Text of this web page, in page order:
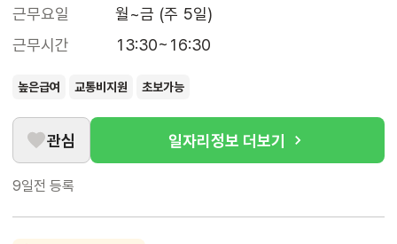
근무요일
월~금 (주 5일)
근무시간
13:30~16:30
높은급여 교통비지원 초보가능
관심 일자리정보 더보기
9일전 등록